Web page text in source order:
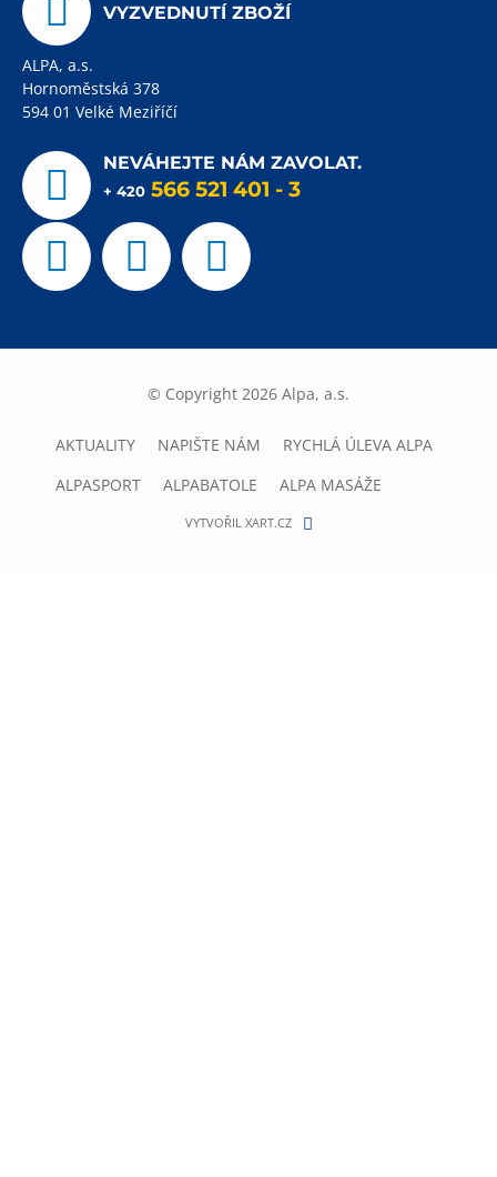
VYZVEDNUTÍ ZBOŽÍ
ALPA, a.s.
Hornoměstská 378
594 01 Velké Meziříčí
NEVÁHEJTE NÁM ZAVOLAT.
+ 420 566 521 401 - 3
© Copyright 2026 Alpa, a.s.
AKTUALITY NAPIŠTE NÁM
RYCHLÁ ÚLEVA ALPA
ALPASPORT
ALPABATOLE ALPA MASÁŽE
VYTVOŘIL XART.CZ